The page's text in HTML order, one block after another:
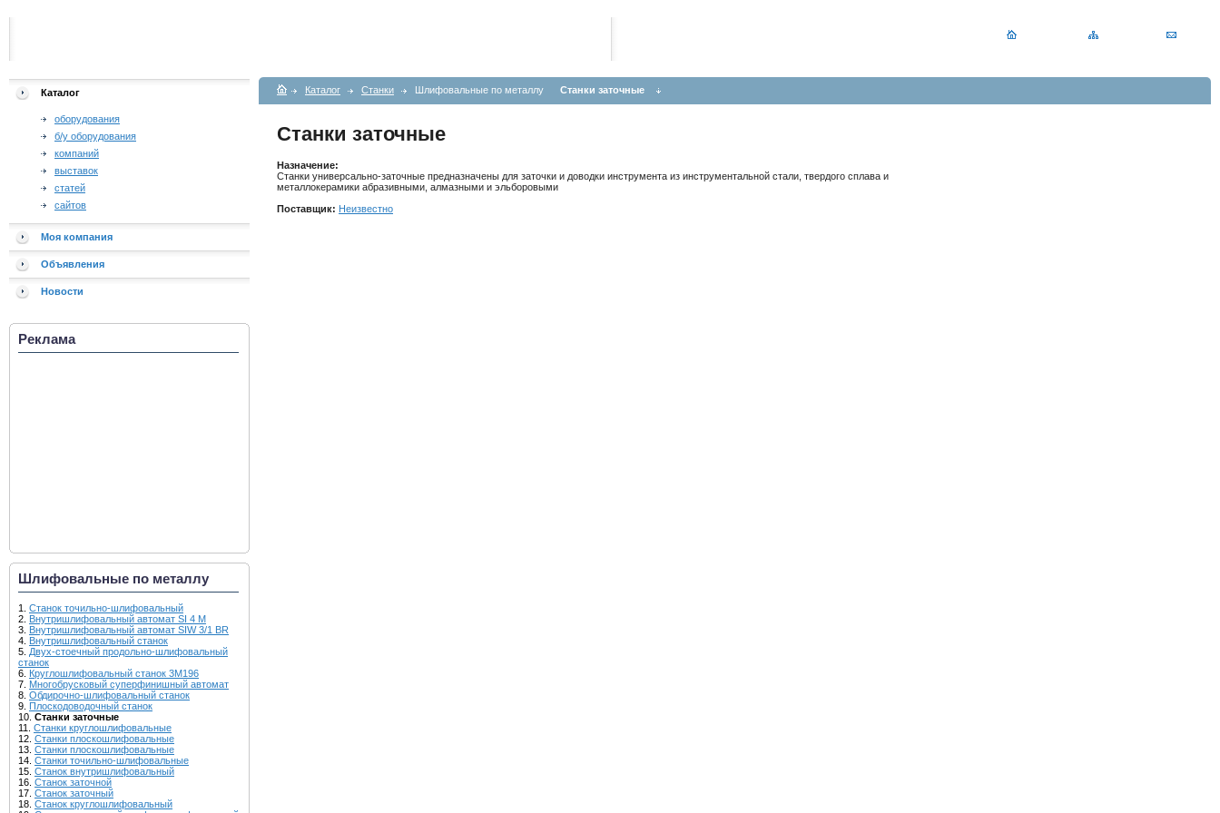
Каталог
оборудования
б/у оборудования
компаний
выставок
статей
сайтов
Моя компания
Объявления
Новости
Реклама
Шлифовальные по металлу
1. Cтанок точильно-шлифовальный
2. Внутришлифовальный автомат SI 4 M
3. Внутришлифовальный автомат SIW 3/1 BR
4. Внутришлифовальный станок
5. Двух-стоечный продольно-шлифовальный
станок
6. Круглошлифовальный станок 3М196
7. Многобрусковый суперфинишный автомат
8. Обдирочно-шлифовальный станок
9. Плоскодоводочный станок
10. Станки заточные
11. Станки круглошлифовальные
12. Станки плоскошлифовальные
13. Станки плоскошлифовальные
14. Станки точильно-шлифовальные
15. Станок внутришлифовальный
16. Станок заточной
17. Станок заточный
18. Станок круглошлифовальный
Каталог Станки Шлифовальные по металлу Станки заточные
Станки заточные
Назначение:
Станки универсально-заточные предназначены для заточки и доводки инструмента из инструментальной стали, твердого сплава и
металлокерамики абразивными, алмазными и эльборовыми
Поставщик: Неизвестно